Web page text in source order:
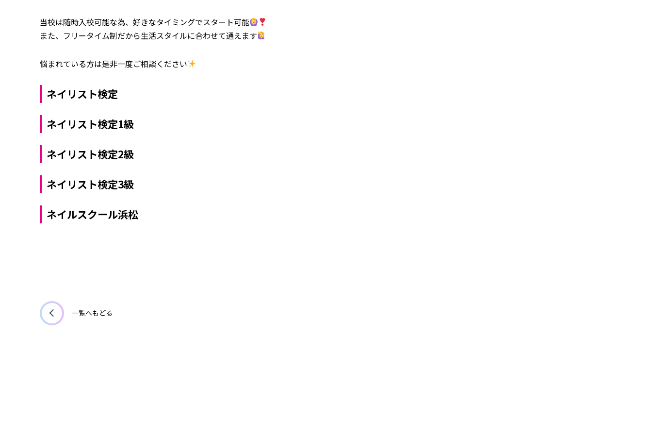
当校は随時入校可能な為、好きなタイミングでスタート可能
また、フリータイム制だから生活スタイルに合わせて通えます
悩まれている方は是非一度ご相談ください
ネイリスト検定
ネイリスト検定1級
ネイリスト検定2級
ネイリスト検定3級
ネイルスクール浜松
一覧へもどる